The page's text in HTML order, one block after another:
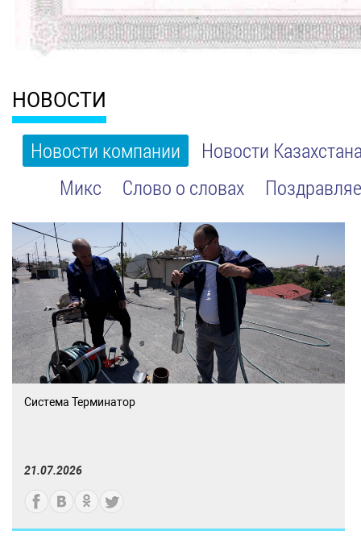
НОВОСТИ
Новости компании
Новости
Микс
Слово о словах
Система Терминатор
21.07.2026